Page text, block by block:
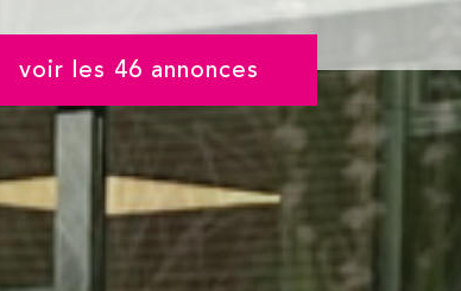
voir les 46 annonces